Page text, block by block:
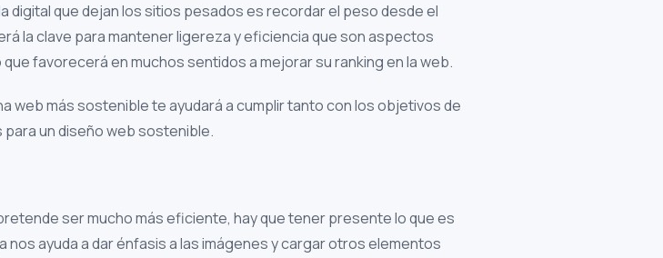
digital que dejan los sitios pesados es recordar el peso desde el
la clave para mantener ligereza y eficiencia que son aspectos
favorecerá en muchos sentidos a mejorar su ranking en la web.
web más sostenible te ayudará a cumplir tanto con los objetivos de
un diseño web sostenible.
ser mucho más eficiente, hay que tener presente lo que es
nos ayuda a dar énfasis a las imágenes y cargar otros elementos